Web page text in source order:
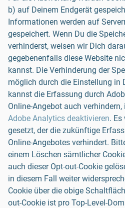
b) auf Deinem Endgerät
Informationen werden auf
gespeichert. Wenn Du die
verhinderst, weisen wir Dich
gegebenenfalls diese Website
kannst. Die Verhinderung der
möglich durch die Einstellung in
kannst die Erfassung durch
Online-Angebot auch
Adobe Analytics deaktivieren. Es
gesetzt, der die zukünftige
Online-Angebotes verhindert.
einem Löschen sämtlicher
auch dieser Opt-out-Cookie
in diesem Fall weiter
Cookie über die obige
out-Cookie ist pro Top-Level-